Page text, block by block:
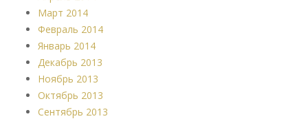
Март 2014
Февраль 2014
Январь 2014
Декабрь 2013
Ноябрь 2013
Октябрь 2013
Сентябрь 2013